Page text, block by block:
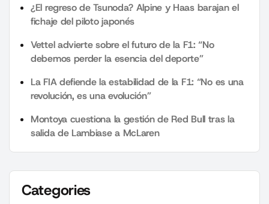
¿El regreso de Tsunoda? Alpine y Haas barajan el
fichaje del piloto japonés
Vettel advierte sobre el futuro de la F1: “No
debemos perder la esencia del deporte”
La FIA defiende la estabilidad de la F1: “No es una
revolución, es una evolución”
Montoya cuestiona la gestión de Red Bull tras la
salida de Lambiase a McLaren
Categories